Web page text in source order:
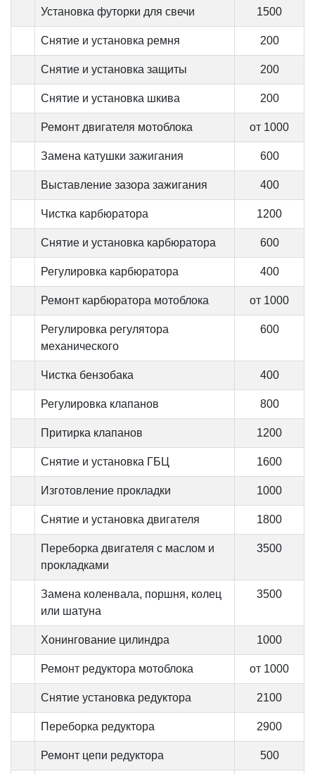
Установка футорки для свечи 1500
Снятие и установка ремня 200
Снятие и установка защиты 200
Снятие и установка шкива 200
Ремонт двигателя мотоблока от 1000
Замена катушки зажигания 600
Выставление зазора зажигания 400
Чистка карбюратора 1200
Снятие и установка карбюратора 600
Регулировка карбюратора 400
Ремонт карбюратора мотоблока от 1000
Регулировка регулятора
механического
600
Чистка бензобака 400
Регулировка клапанов 800
Притирка клапанов 1200
Снятие и установка ГБЦ 1600
Изготовление прокладки 1000
Снятие и установка двигателя 1800
Переборка двигателя с маслом и
прокладками
3500
Замена коленвала, поршня, колец
или шатуна
3500
Хонингование цилиндра 1000
Ремонт редуктора мотоблока от 1000
Снятие установка редуктора 2100
Переборка редуктора 2900
Ремонт цепи редуктора 500